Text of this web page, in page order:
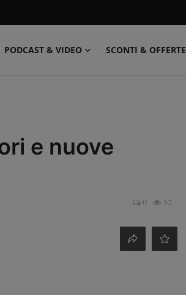
PODCAST & VIDEO SCONTI & OFFERTE
e nuove
0 10